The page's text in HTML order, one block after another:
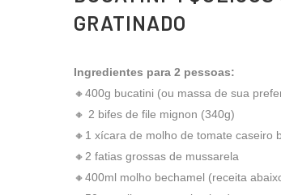
GRATINADO
Ingredientes para 2 pessoas:
🔸400g bucatini (ou massa de sua
🔸 2 bifes de file mignon (340g)
🔸1 xícara de molho de tomate caseiro
🔸2 fatias grossas de mussarela
🔸400ml molho bechamel (receita